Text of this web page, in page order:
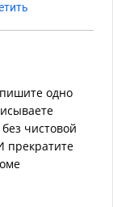
одно
чистовой
прекратите